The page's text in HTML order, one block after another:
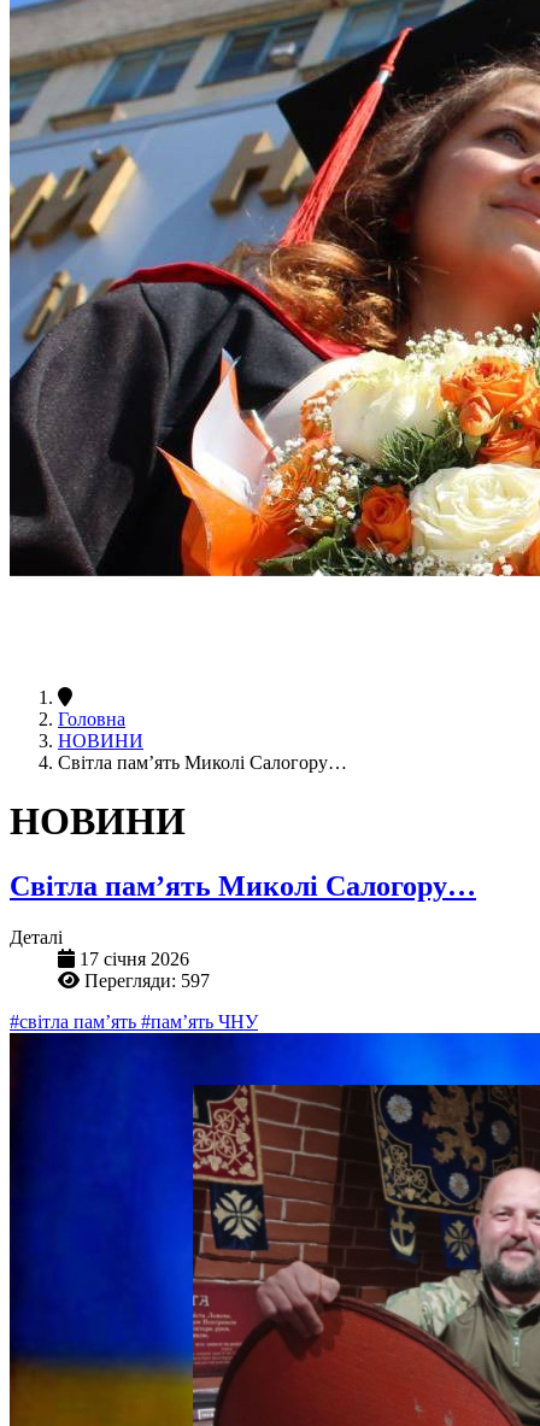
Головна
НОВИНИ
Світла пам’ять Миколі Салогору…
НОВИНИ
Світла пам’ять Миколі Салогору…
Деталі
17 січня 2026
Перегляди: 597
#світла пам’ять #пам’ять ЧНУ